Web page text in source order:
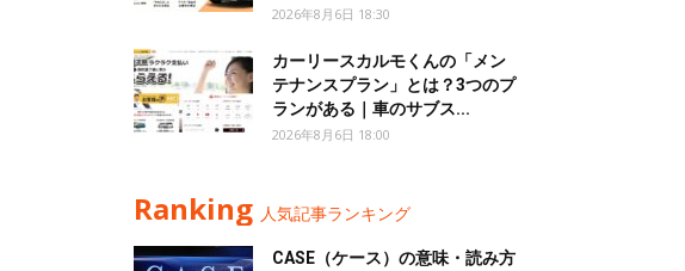
2026年8月6日 18:30
カーリースカルモくんの「メン
テナンスプラン」とは？3つのプ
ランがある｜車のサブス...
2026年8月6日 18:00
Ranking 人気記事ランキング
CASE（ケース）の意味・読み方